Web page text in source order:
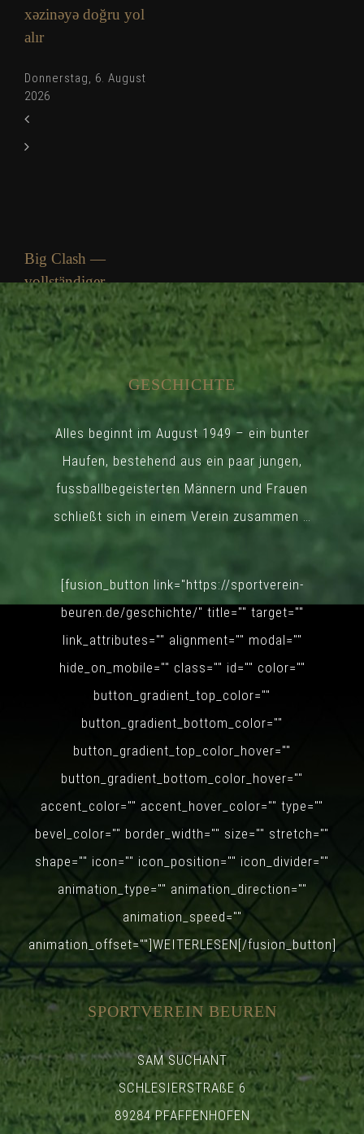
xəzinəyə doğru yol
alır
Donnerstag, 6. August
2026
Big Clash —
vollständiger
Leitfaden
Donnerstag, 6. August
2026
Lorem Ipsum
GESCHICHTE
Alles beginnt im August 1949 – ein bunter
Haufen, bestehend aus ein paar jungen,
fussballbegeisterten Männern und Frauen
schließt sich in einem Verein zusammen …
[fusion_button link="https://sportverein-
beuren.de/geschichte/" title="" target=""
link_attributes="" alignment="" modal=""
hide_on_mobile="" class="" id="" color=""
button_gradient_top_color=""
button_gradient_bottom_color=""
button_gradient_top_color_hover=""
button_gradient_bottom_color_hover=""
accent_color="" accent_hover_color="" type=""
bevel_color="" border_width="" size="" stretch=""
shape="" icon="" icon_position="" icon_divider=""
animation_type="" animation_direction=""
animation_speed=""
animation_offset=""]WEITERLESEN[/fusion_button]
SPORTVEREIN BEUREN
SAM SUCHANT
SCHLESIERSTRAßE 6
89284 PFAFFENHOFEN